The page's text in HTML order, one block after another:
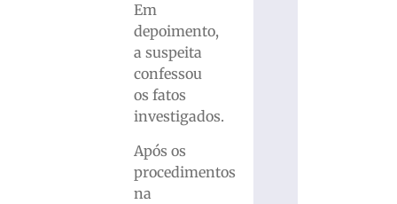
Em
depoimento,
a suspeita
confessou
os fatos
investigados.
Após os
procedimentos
na